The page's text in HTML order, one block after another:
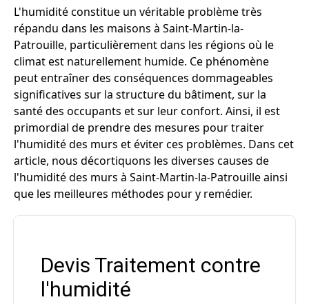
L'humidité constitue un véritable problème très
répandu dans les maisons à Saint-Martin-la-
Patrouille, particulièrement dans les régions où le
climat est naturellement humide. Ce phénomène
peut entraîner des conséquences dommageables
significatives sur la structure du bâtiment, sur la
santé des occupants et sur leur confort. Ainsi, il est
primordial de prendre des mesures pour traiter
l'humidité des murs et éviter ces problèmes. Dans cet
article, nous décortiquons les diverses causes de
l'humidité des murs à Saint-Martin-la-Patrouille ainsi
que les meilleures méthodes pour y remédier.
Devis Traitement contre
l'humidité